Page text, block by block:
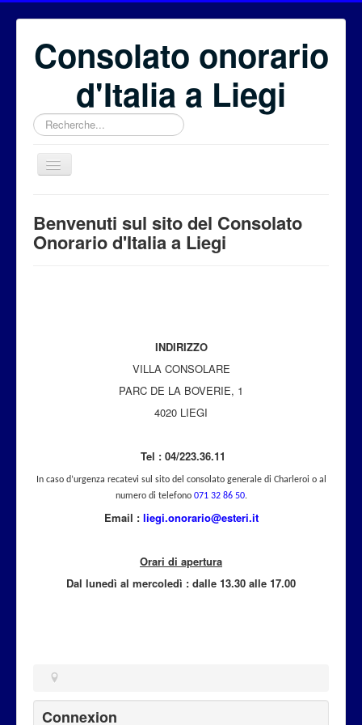
Consolato onorario
d'Italia a Liegi
Rechercher
Il Consolato onorario
Benvenuti sul sito del Consolato
Onorario d'Italia a Liegi
INDIRIZZO
VILLA CONSOLARE
PARC DE LA BOVERIE, 1
4020 LIEGI
Tel : 04/223.36.11
In caso d’urgenza recatevi sul sito del consolato generale di Charleroi o al
numero di telefono 071 32 86 50.
Email : liegi.onorario@esteri.it
Orari di apertura
Dal lunedì al mercoledì : dalle 13.30 alle 17.00
Connexion